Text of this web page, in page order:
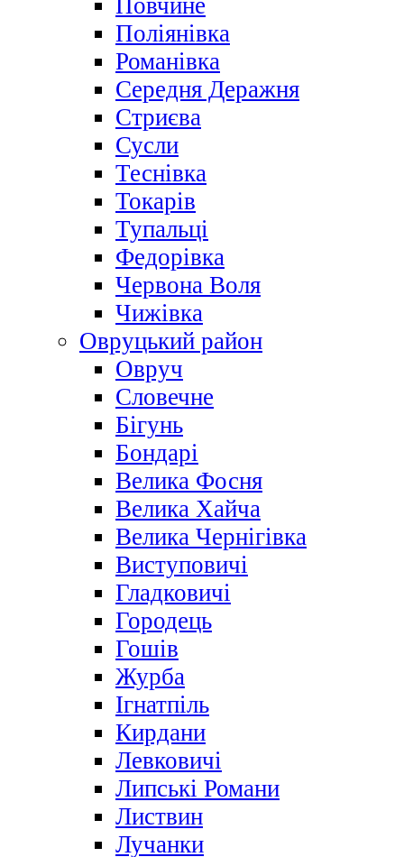
Повчине
Поліянівка
Романівка
Середня Деражня
Стриєва
Сусли
Теснівка
Токарів
Тупальці
Федорівка
Червона Воля
Чижівка
Овруцький район
Овруч
Словечне
Бігунь
Бондарі
Велика Фосня
Велика Хайча
Велика Чернігівка
Виступовичі
Гладковичі
Городець
Гошів
Журба
Ігнатпіль
Кирдани
Левковичі
Липські Романи
Листвин
Лучанки